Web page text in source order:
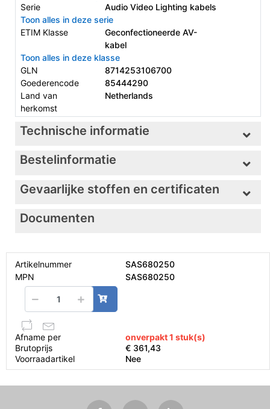
Serie
Audio Video Lighting kabels
Toon alles in deze serie
ETIM Klasse
Geconfectioneerde AV-
kabel
Toon alles in deze klasse
GLN
8714253106700
Goederencode
85444290
Land van
herkomst
Netherlands
Technische informatie
Bestelinformatie
Gevaarlijke stoffen en certificaten
Documenten
Artikelnummer
SAS680250
MPN
SAS680250
Afname per
onverpakt 1 stuk(s)
Brutoprijs
€ 361,43
Voorraadartikel
Nee